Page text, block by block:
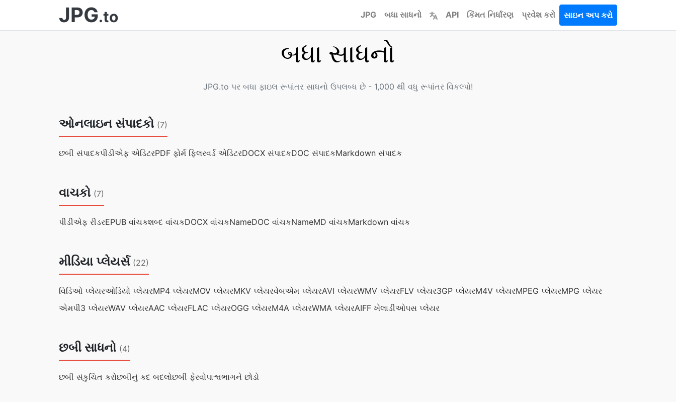
JPG.to JPG બધા સાધનો API કિંમત નિર્ધારણ પ્રવેશ કરો સાઇન અપ કરો
બધા સાધનો
JPG.to પર બધા ફાઇલ રૂપાંતર સાધનો ઉપલબ્ધ છે - 1,000 થી વધુ રૂપાંતર વિકલ્પો!
ઓનલાઇન સંપાદકો (7)
છબી સંપાદકપીડીએફ એડિટરPDF ફોર્મ ફિલરવર્ડ એડિટરDOCX સંપાદકDOC સંપાદકMarkdown સંપાદક
વાચકો (7)
પીડીએફ રીડરEPUB વાંચકશબ્દ વાંચકDOCX વાંચકNameDOC વાંચકNameMD વાંચકMarkdown વાંચક
મીડિયા પ્લેયર્સ (22)
વિડિઓ પ્લેયરઓડિયો પ્લેયરMP4 પ્લેયરMOV પ્લેયરMKV પ્લેયરવેબએમ પ્લેયરAVI પ્લેયરWMV પ્લેયરFLV પ્લેયર3GP પ્લેયરM4V પ્લેયરMPEG પ્લેયરMPG પ્લેયર
એમપી3 પ્લેયરWAV પ્લેયરAAC પ્લેયરFLAC પ્લેયરOGG પ્લેયરM4A પ્લેયરWMA પ્લેયરAIFF ખેલાડીઓપસ પ્લેયર
છબી સાધનો (4)
છબી સંકુચિત કરોછબીનું કદ બદલોછબી ફેરવોપાશ્વભાગને છોડો